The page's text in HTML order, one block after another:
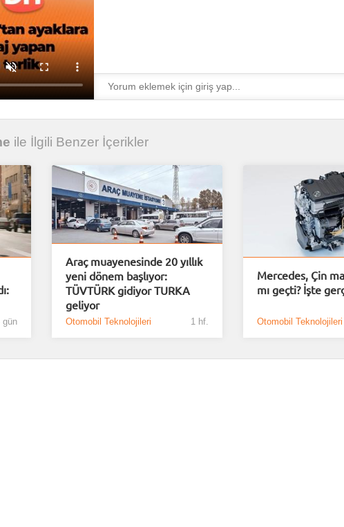
ile İlgili Benzer İçerikler
gün
Araç muayenesinde 20 yıllık
yeni dönem başlıyor:
TÜVTÜRK gidiyor TURKA
geliyor
Otomobil Teknolojileri 1 hf.
Mercedes, Çin
mı geçti? İşte
Otomobil Teknolojileri